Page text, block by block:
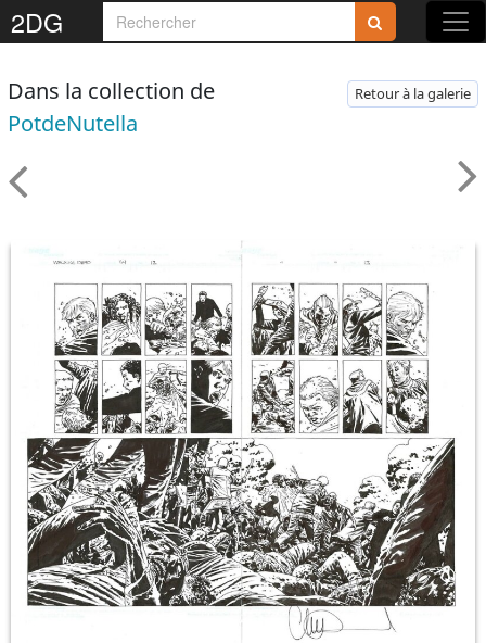
2DG
Dans la collection de
PotdeNutella
Retour à la galerie